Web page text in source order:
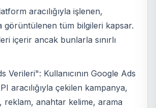
aracılığıyla işlenen,
görüntülenen tüm bilgileri kapsar.
içerir ancak bunlarla sınırlı
Verileri": Kullanıcının Google Ads
aracılığıyla çekilen kampanya,
reklam, anahtar kelime, arama